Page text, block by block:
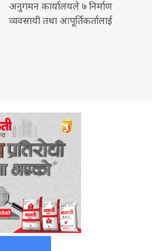
अनुगमन कार्यालयले ७ निर्माण
व्यवसायी तथा आपूर्तिकर्तालाई